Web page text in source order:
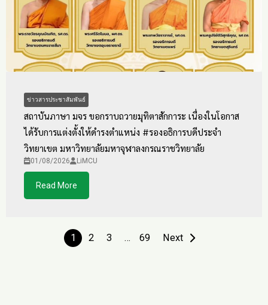
ข่าวสารประชาสัมพันธ์
สถาบันภาษา มจร ขอกราบถวายมุทิตาสักการะ เนื่องในโอกาส
ได้รับการแต่งตั้งให้ดำรงตำแหน่ง #รองอธิการบดีประจำ
วิทยาเขต มหาวิทยาลัยมหาจุฬาลงกรณราชวิทยาลัย
01/08/2026 LiMCU
Read More
1 2 3 … 69 Next